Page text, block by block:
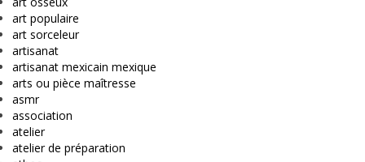
art populaire
art sorceleur
artisanat
artisanat mexicain mexique
arts ou pièce maîtresse
asmr
association
atelier
atelier de préparation